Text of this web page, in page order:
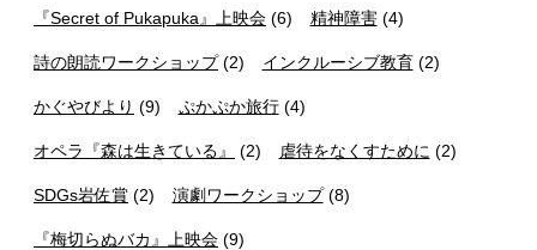
『Secret of Pukapuka』上映会 (6) 精神障害(4)
詩の朗読ワークショップ(2) インクルーシブ教育(2)
かぐやびより (9) ぷかぷか旅行(4)
オペラ『森は生きている』 (2) 虐待をなくすために (2)
SDGs岩佐賞 (2) 演劇ワークショップ(8)
『梅切らぬバカ』上映会 (9)